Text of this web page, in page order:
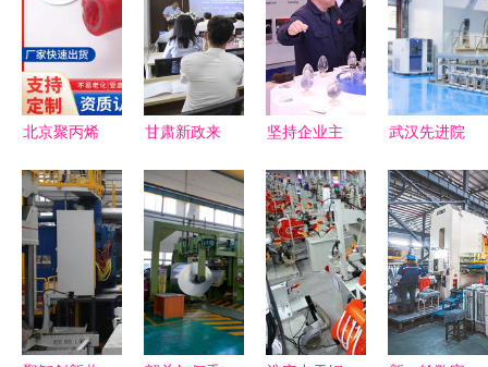
北京聚丙烯
技术研发的
前沿探索
甘肃新政来
技创新 关
键词
坚持企业主
动高水平科
技创新 区
政协深入企
业开展新材
料技术研发
专题调研
武汉先进院
期投用 阻
燃新技术助
推新能源汽
车安全升级